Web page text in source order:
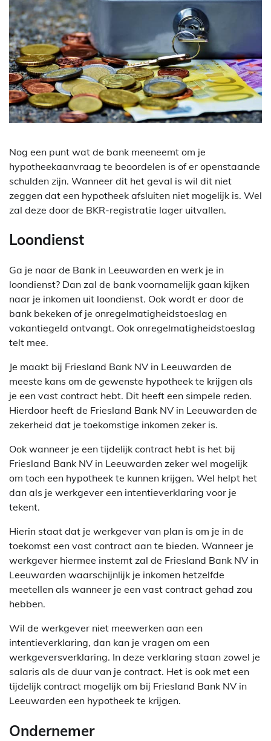
Nog een punt wat de bank meeneemt om je
hypotheekaanvraag te beoordelen is of er openstaande
schulden zijn. Wanneer dit het geval is wil dit niet
zeggen dat een hypotheek afsluiten niet mogelijk is. Wel
zal deze door de BKR-registratie lager uitvallen.
Loondienst
Ga je naar de Bank in Leeuwarden en werk je in
loondienst? Dan zal de bank voornamelijk gaan kijken
naar je inkomen uit loondienst. Ook wordt er door de
bank bekeken of je onregelmatigheidstoeslag en
vakantiegeld ontvangt. Ook onregelmatigheidstoeslag
telt mee.
Je maakt bij Friesland Bank NV in Leeuwarden de
meeste kans om de gewenste hypotheek te krijgen als
je een vast contract hebt. Dit heeft een simpele reden.
Hierdoor heeft de Friesland Bank NV in Leeuwarden de
zekerheid dat je toekomstige inkomen zeker is.
Ook wanneer je een tijdelijk contract hebt is het bij
Friesland Bank NV in Leeuwarden zeker wel mogelijk
om toch een hypotheek te kunnen krijgen. Wel helpt het
dan als je werkgever een intentieverklaring voor je
tekent.
Hierin staat dat je werkgever van plan is om je in de
toekomst een vast contract aan te bieden. Wanneer je
werkgever hiermee instemt zal de Friesland Bank NV in
Leeuwarden waarschijnlijk je inkomen hetzelfde
meetellen als wanneer je een vast contract gehad zou
hebben.
Wil de werkgever niet meewerken aan een
intentieverklaring, dan kan je vragen om een
werkgeversverklaring. In deze verklaring staan zowel je
salaris als de duur van je contract. Het is ook met een
tijdelijk contract mogelijk om bij Friesland Bank NV in
Leeuwarden een hypotheek te krijgen.
Ondernemer